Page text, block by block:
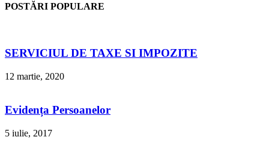
POSTĂRI POPULARE
SERVICIUL DE TAXE SI IMPOZITE
12 martie, 2020
Evidența Persoanelor
5 iulie, 2017